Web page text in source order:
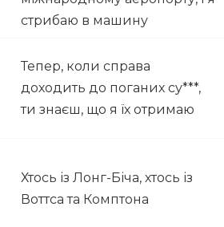
стрибаю в машину
Тепер, коли справа
доходить до поганих су***,
ти знаєш, що я їх отримаю
Хтось із Лонг-Біча, хтось із
Воттса та Комптона